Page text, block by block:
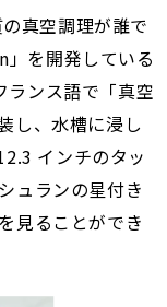
真空調理が誰で
を開発している
ンス語で「真空
し、水槽に浸し
インチのタッ
ュランの星付き
見ることができ